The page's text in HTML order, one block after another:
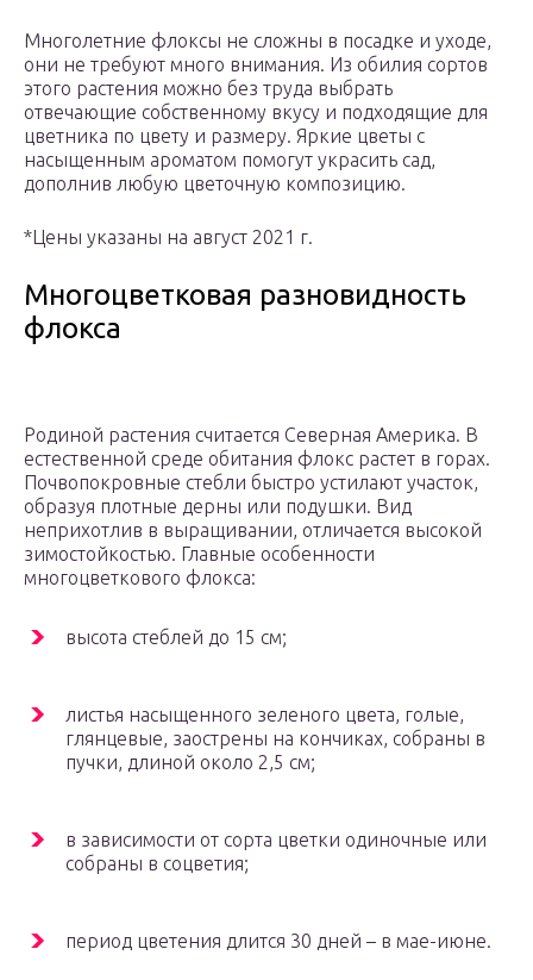
Многолетние флоксы не сложны в посадке и уходе,
они не требуют много внимания. Из обилия сортов
этого растения можно без труда выбрать
отвечающие собственному вкусу и подходящие для
цветника по цвету и размеру. Яркие цветы с
насыщенным ароматом помогут украсить сад,
дополнив любую цветочную композицию.
*Цены указаны на август 2021 г.
Многоцветковая разновидность
флокса
Родиной растения считается Северная Америка. В
естественной среде обитания флокс растет в горах.
Почвопокровные стебли быстро устилают участок,
образуя плотные дерны или подушки. Вид
неприхотлив в выращивании, отличается высокой
зимостойкостью. Главные особенности
многоцветкового флокса:
высота стеблей до 15 см;
листья насыщенного зеленого цвета, голые,
глянцевые, заострены на кончиках, собраны в
пучки, длиной около 2,5 см;
в зависимости от сорта цветки одиночные или
собраны в соцветия;
период цветения длится 30 дней – в мае-июне.